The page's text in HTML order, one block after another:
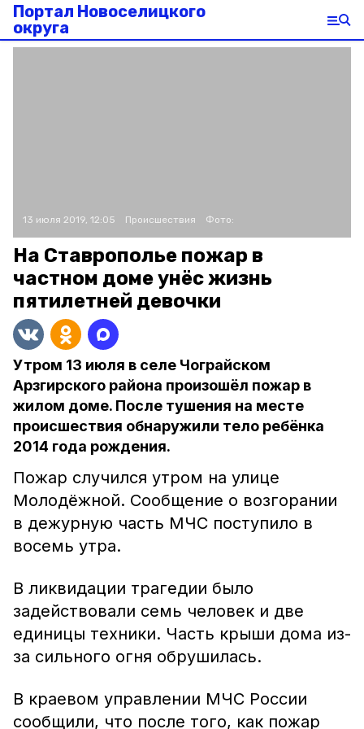
Портал Новоселицкого
округа
13 июля 2019, 12:05 Происшествия Фото:
На Ставрополье пожар в
частном доме унёс жизнь
пятилетней девочки
Утром 13 июля в селе Чограйском
Арзгирского района произошёл пожар в
жилом доме. После тушения на месте
происшествия обнаружили тело ребёнка
2014 года рождения.
Пожар случился утром на улице
Молодёжной. Сообщение о возгорании
в дежурную часть МЧС поступило в
восемь утра.
В ликвидации трагедии было
задействовали семь человек и две
единицы техники. Часть крыши дома из-
за сильного огня обрушилась.
В краевом управлении МЧС России
сообщили, что после того, как пожар